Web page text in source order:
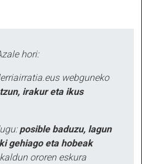
hori:
webguneko
irakur eta ikus
posible baduzu, lagun
gehiago eta hobeak
ororen eskura